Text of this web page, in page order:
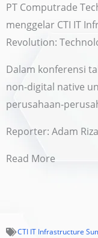
PT Computrade
menggelar CTI IT
Revolution:
Dalam konferensi
non-digital native
perusahaan-
Reporter: Adam
Read More
CTI IT Infrastructure